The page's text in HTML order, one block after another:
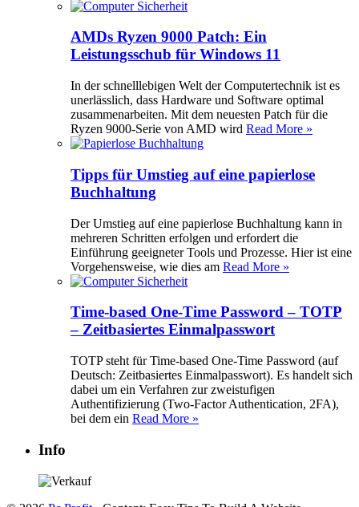
AMDs Ryzen 9000 Patch: Ein
Leistungsschub für Windows 11
In der schnelllebigen Welt der Computertechnik ist es
unerlässlich, dass Hardware und Software optimal
zusammenarbeiten. Mit dem neuesten Patch für die
Ryzen 9000-Serie von AMD wird Read More »
Tipps für Umstieg auf eine papierlose
Buchhaltung
Der Umstieg auf eine papierlose Buchhaltung kann in
mehreren Schritten erfolgen und erfordert die
Einführung geeigneter Tools und Prozesse. Hier ist eine
Vorgehensweise, wie dies am Read More »
Time-based One-Time Password – TOTP
– Zeitbasiertes Einmalpasswort
TOTP steht für Time-based One-Time Password (auf
Deutsch: Zeitbasiertes Einmalpasswort). Es handelt sich
dabei um ein Verfahren zur zweistufigen
Authentifizierung (Two-Factor Authentication, 2FA),
bei dem ein Read More »
Info